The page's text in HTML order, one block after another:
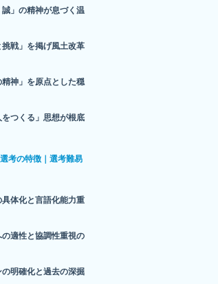
誠」の精神が息づく温
挑戦」を掲げ風土改革
精神」を原点とした穏
をつくる」思想が根底
考の特徴｜選考難易
具体化と言語化能力重
の適性と協調性重視の
の明確化と過去の深掘